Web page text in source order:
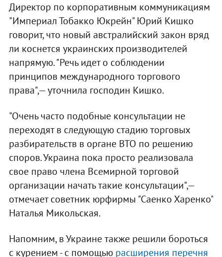
Директор по корпоративным коммуникациям
"Империал Тобакко Юкрейн" Юрий Кишко
говорит, что новый австралийский закон вряд
ли коснется украинских производителей
напрямую. "Речь идет о соблюдении
принципов международного торгового
права",— уточнила господин Кишко.
"Очень часто подобные консультации не
переходят в следующую стадию торговых
разбирательств в органе ВТО по решению
споров. Украина пока просто реализовала
свое право члена Всемирной торговой
организации начать такие консультации",—
отмечает советник юрфирмы "Саенко Харенко"
Наталья Микольская.
Напомним, в Украине также решили бороться
с курением - с помощью расширения перечня